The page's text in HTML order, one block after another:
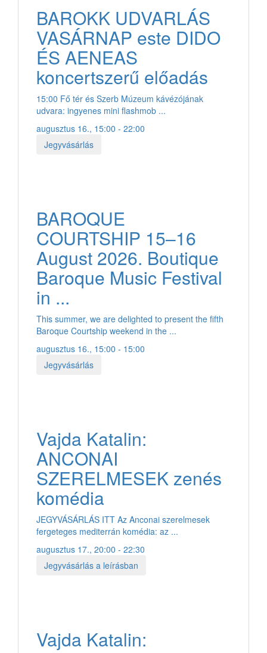
BAROKK UDVARLÁS
VASÁRNAP este DIDO
ÉS AENEAS
koncertszerű előadás
15:00 Fő tér és Szerb Múzeum kávézójának
udvara: ingyenes mini flashmob ...
augusztus 16., 15:00 - 22:00
Jegyvásárlás
BAROQUE
COURTSHIP 15–16
August 2026. Boutique
Baroque Music Festival
in ...
This summer, we are delighted to present the fifth
Baroque Courtship weekend in the ...
augusztus 16., 15:00 - 15:00
Jegyvásárlás
Vajda Katalin:
ANCONAI
SZERELMESEK zenés
komédia
JEGYVÁSÁRLÁS ITT Az Anconai szerelmesek
fergeteges mediterrán komédia: az ...
augusztus 17., 20:00 - 22:30
Jegyvásárlás a leírásban
Vajda Katalin: